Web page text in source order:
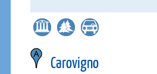
Carovigno